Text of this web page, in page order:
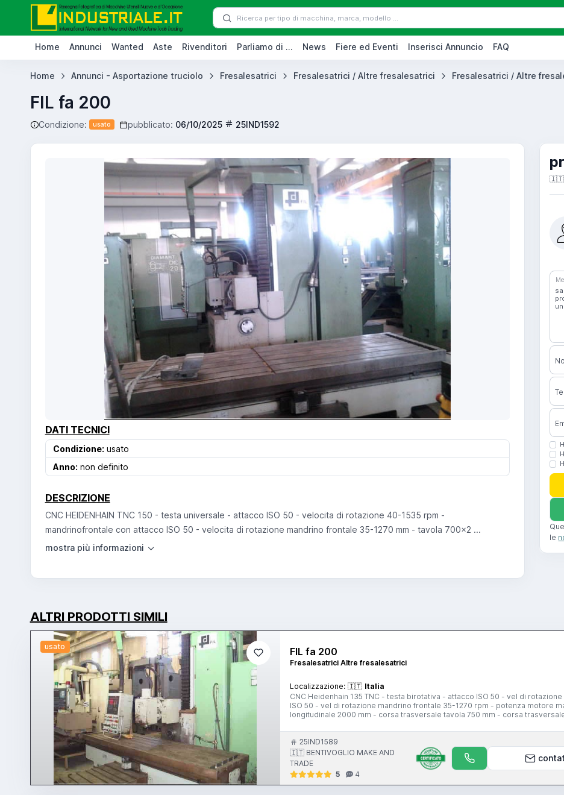
Home Annunci Wanted Aste Rivenditori Parliamo di ... News Fiere ed Eventi Inserisci Annuncio FAQ
Home Annunci - Asportazione truciolo Fresalesatrici Fresalesatrici / Altre fresalesatrici Fresalesatrici / Altre
FIL fa 200
Condizione: usato pubblicato: 06/10/2025 25IND1592
DATI TECNICI
Condizione: usato
Anno: non definito
DESCRIZIONE
CNC HEIDENHAIN TNC 150 - testa universale - attacco ISO 50 - velocita di rotazione 40-1535 rpm -
mandrinofrontale con attacco ISO 50 - velocita di rotazione mandrino frontale 35-1270 mm - tavola 700x2 ...
🇮🇹
le
ALTRI PRODOTTI SIMILI
usato FIL fa 200
Fresalesatrici Altre fresalesatrici
Localizzazione: 🇮🇹 Italia
CNC Heidenhain 135 TNC - testa birotativa - attacco ISO 50 - vel di
ISO 50 - vel di rotazione mandrino frontale 35-1270 rpm - potenza motore
longitudinale 2000 mm - corsa trasversale tavola 750 mm - corsa
25IND1589
🇮🇹 BENTIVOGLIO MAKE AND
TRADE
5
4